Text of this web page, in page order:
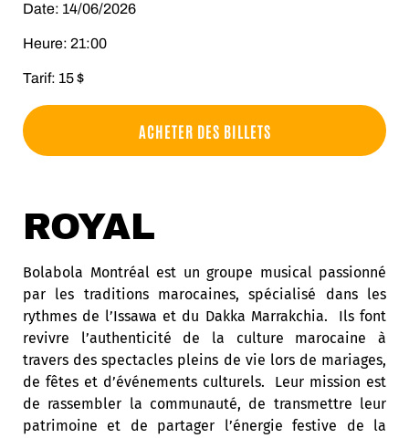
Date: 14/06/2026
Heure: 21:00
Tarif: 15 $
ACHETER DES BILLETS
ROYAL
Bolabola Montréal est un groupe musical passionné
par les traditions marocaines, spécialisé dans les
rythmes de l’Issawa et du Dakka Marrakchia. Ils font
revivre l’authenticité de la culture marocaine à
travers des spectacles pleins de vie lors de mariages,
de fêtes et d’événements culturels. Leur mission est
de rassembler la communauté, de transmettre leur
patrimoine et de partager l’énergie festive de la